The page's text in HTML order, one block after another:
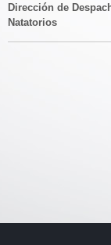
Dirección de
Natatorios